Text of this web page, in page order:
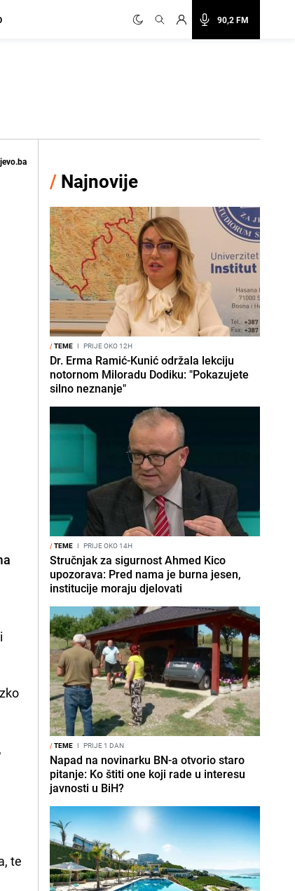
90,2 FM
te
/ Najnovije
/TEME I PRIJE OKO 12H
Dr. Erma Ramić-Kunić održala lekciju
notornom Miloradu Dodiku: "Pokazujete
silno neznanje"
/TEME I PRIJE OKO 14H
Stručnjak za sigurnost Ahmed Kico
upozorava: Pred nama je burna jesen,
institucije moraju djelovati
/TEME I PRIJE 1 DAN
Napad na novinarku BN-a otvorio staro
pitanje: Ko štiti one koji rade u interesu
javnosti u BiH?